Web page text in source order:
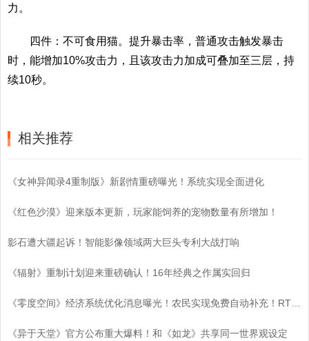
力。
四件：不可食用猫。提升暴击率，普通攻击触发暴击
时，能增加10%攻击力，且该攻击力加成可叠加至三层，持
续10秒。
相关推荐
《女神异闻录4重制版》新剧情重磅曝光！系统实现全面进化
《红色沙漠》迎来版本更新，玩家能饲养的宠物数量有所增加！
影石遭大疆起诉！智能影像领域两大巨头专利大战打响
《辐射》重制计划迎来重磅确认！16年经典之作属实回归
《异于天堂》官方公布重大爆料！和《如龙》共享同一世界观设定